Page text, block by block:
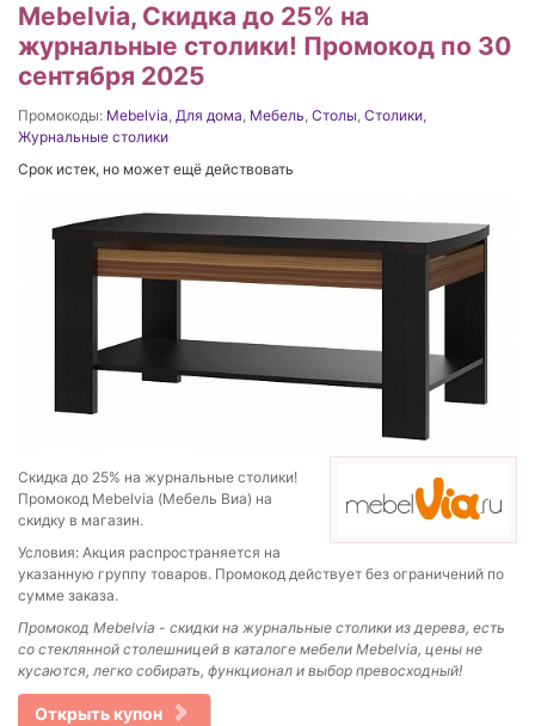
Mebelvia, Скидка до 25% на
журнальные столики! Промокод по 30
сентября 2025
Промокоды: Mebelvia, Для дома, Мебель, Столы, Столики,
Журнальные столики
Срок истек, но может ещё действовать
Скидка до 25% на журнальные столики!
Промокод Mebelvia (Мебель Виа) на
скидку в магазин.
Условия: Акция распространяется на
указанную группу товаров. Промокод действует без ограничений по
сумме заказа.
Промокод Mebelvia - скидки на журнальные столики из дерева, есть
со стеклянной столешницей в каталоге мебели Mebelvia, цены не
кусаются, легко собирать, функционал и выбор превосходный!
Открыть купон